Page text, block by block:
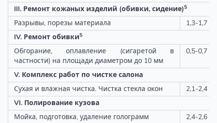
III. Ремонт кожаных изделий (обивки, сидение)5
Разрывы, порезы материала
1,3-1,7
IV. Ремонт обивки5
Обгорание, оплавление (сигаретой в
частности) на площади диаметром до 10 мм
0,5-0,7
V. Комплекс работ по чистке салона
Сухая и влажная чистка. Чистка стекла окон
2,1-2,4
VI. Полирование кузова
Мойка, подготовка, удаление голограмм
2,4-2,6